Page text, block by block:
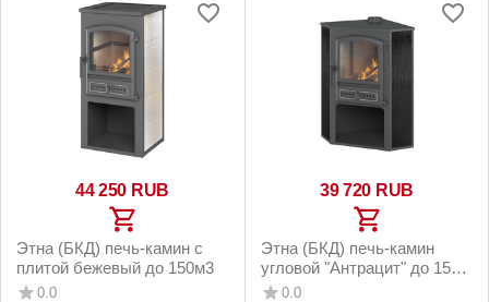
44 250 RUB
Этна (БКД) печь-камин с
плитой бежевый до 150м3
0.0
39 720 RUB
Этна (БКД) печь-камин
угловой "Антрацит" до 150
м3 0.0